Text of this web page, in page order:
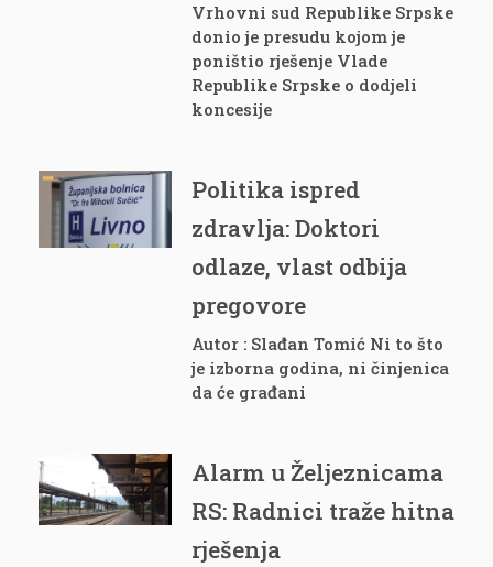
Vrhovni sud Republike Srpske
donio je presudu kojom je
poništio rješenje Vlade
Republike Srpske o dodjeli
koncesije
Politika ispred
zdravlja: Doktori
odlaze, vlast odbija
pregovore
Autor : Slađan Tomić Ni to što
je izborna godina, ni činjenica
da će građani
Alarm u Željeznicama
RS: Radnici traže hitna
rješenja